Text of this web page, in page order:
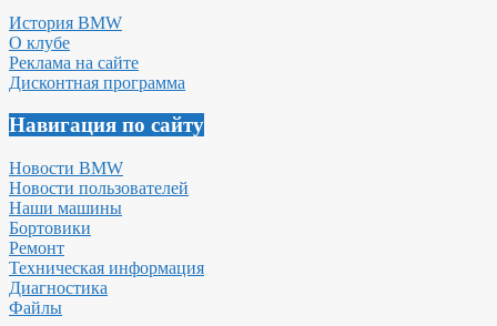
История BMW
О клубе
Реклама на сайте
Дисконтная программа
Навигация по сайту
Новости BMW
Новости пользователей
Наши машины
Бортовики
Ремонт
Техническая информация
Диагностика
Файлы